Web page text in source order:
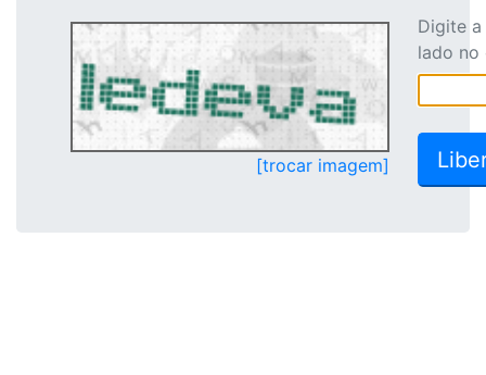
[trocar imagem]
Digite
lado no